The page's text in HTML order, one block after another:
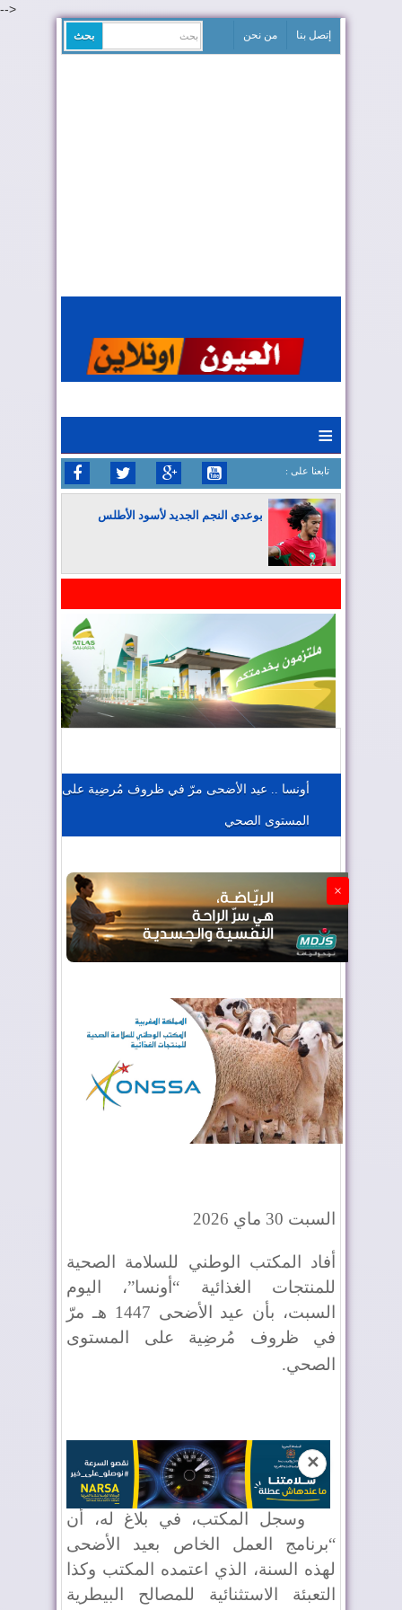
-->
إتصل بنا من نحن
≡
: تابعنا على
بوعدي النجم الجديد لأسود الأطلس
المغرب يعزز موقعه في صناعة الطيران
الجزائر تستسلم لفرنسا
أونسا .. عيد الأضحى مرّ في ظروف مُرضِية على
المستوى الصحي
×
السبت 30 ماي 2026
أفاد المكتب الوطني للسلامة الصحية
للمنتجات الغذائية “أونسا”، اليوم
السبت، بأن عيد الأضحى 1447 هـ مرّ
في ظروف مُرضِية على المستوى
الصحي.
✕
وسجل المكتب، في بلاغ له، أن
“برنامج العمل الخاص بعيد الأضحى
لهذه السنة، الذي اعتمده المكتب وكذا
التعبئة الاستثنائية للمصالح البيطرية